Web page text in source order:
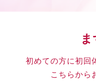
初めての方に初回
こちらから